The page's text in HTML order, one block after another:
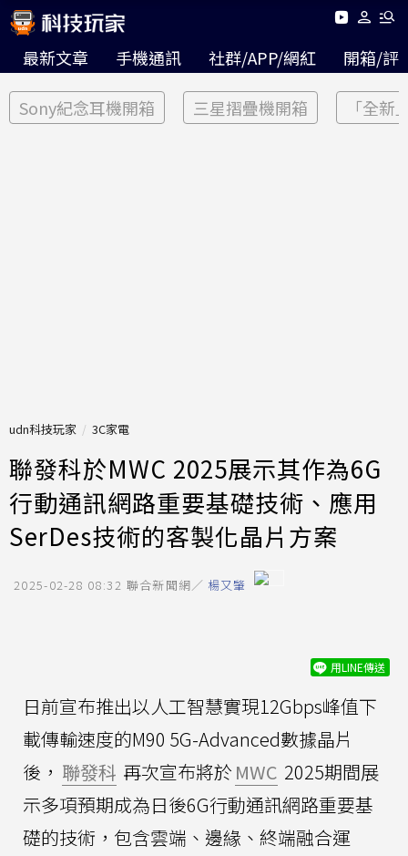
最新文章 手機通訊 社群/APP/網紅 開箱/評
Sony紀念耳機開箱 三星摺疊機開箱 「全新
udn科技玩家 3C家電
聯發科於MWC 2025展示其作為6G
行動通訊網路重要基礎技術、應用
SerDes技術的客製化晶片方案
2025-02-28 08:32 聯合新聞網／ 楊又肇
用LINE傳送
日前宣布推出以人工智慧實現12Gbps峰值下
載傳輸速度的M90 5G-Advanced數據晶片
後， 聯發科 再次宣布將於 MWC 2025期間展
示多項預期成為日後6G行動通訊網路重要基
礎的技術，包含雲端、邊緣、終端融合運